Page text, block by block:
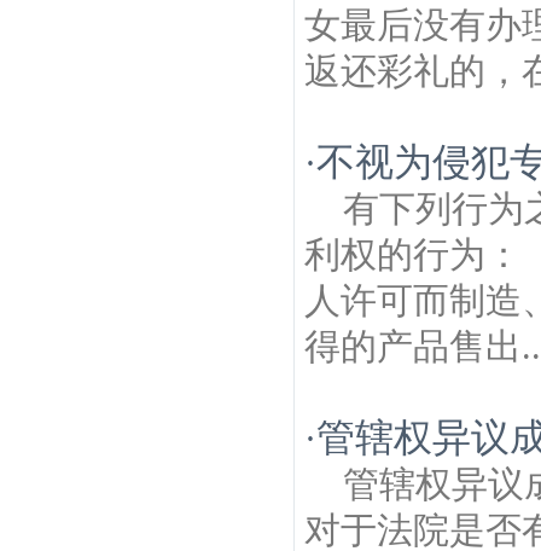
女最后没有办
返还彩礼的，
·不视为侵犯
有下列行为
利权的行为
人许可而制造
得的产品售出
·管辖权异议
管辖权异议
对于法院是否